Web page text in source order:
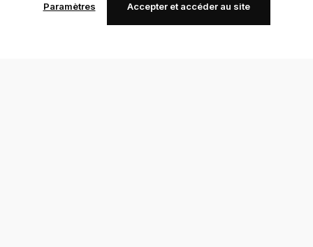
Paramètres Accepter et accéder au site